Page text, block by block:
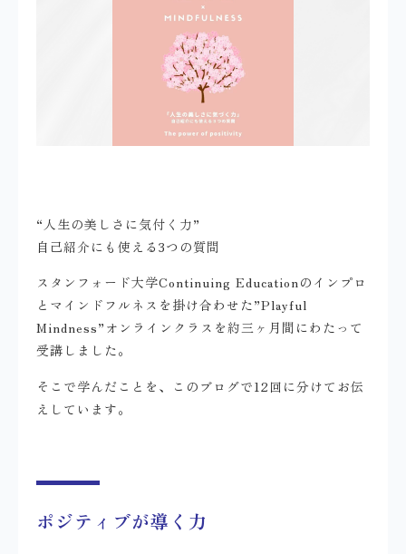
“人生の美しさに気付く力”
自己紹介にも使える3つの質問
スタンフォード大学Continuing Educationのインプロ
とマインドフルネスを掛け合わせた”Playful
Mindness”オンラインクラスを約三ヶ月間にわたって
受講しました。
そこで学んだことを、このブログで12回に分けてお伝
えしています。
ポジティブが導く力